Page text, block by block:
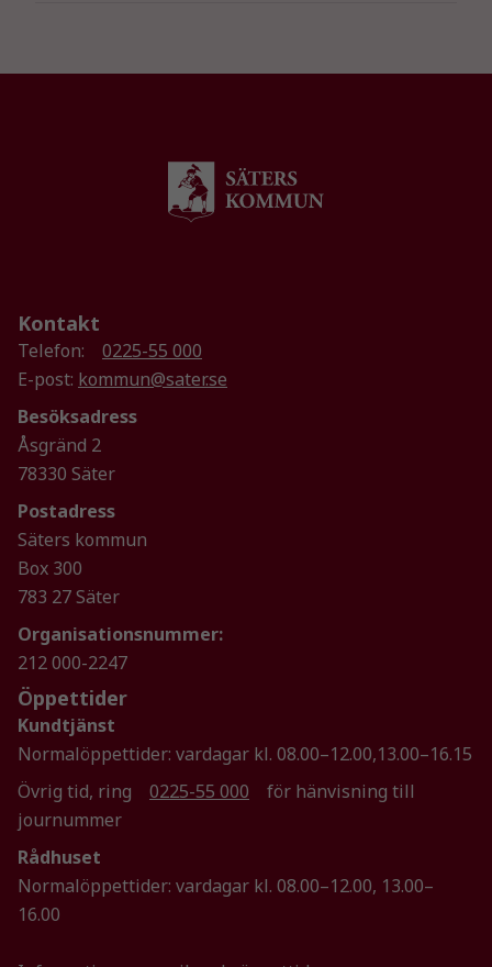
Kontakt
Telefon:
0225-55 000
E-post: kommun@sater.se
Besöksadress
Åsgränd 2
78330 Säter
Postadress
Säters kommun
Box 300
783 27 Säter
Organisationsnummer:
212 000-2247
Öppettider
Kundtjänst
Normalöppettider: vardagar kl. 08.00–12.00,13.00–16.15
Övrig tid, ring
0225-55 000
för hänvisning till
journummer
Rådhuset
Normalöppettider: vardagar kl. 08.00–12.00, 13.00–
16.00
fungera.
förbättra